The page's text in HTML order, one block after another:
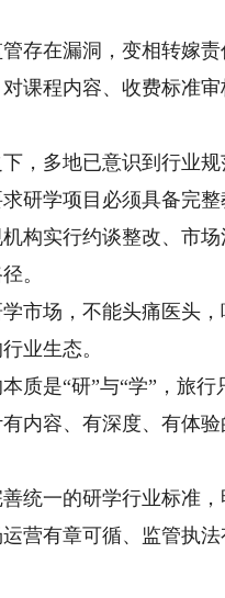
在漏洞，变相转嫁责
课程内容、收费标准
多地已意识到行业规
研学项目必须具备完
构实行约谈整改、市
。
场，不能头痛医头，
业生态。
是“研”与“学”，旅行
内容、有深度、有体
一的研学行业标准，
营有章可循、监管执